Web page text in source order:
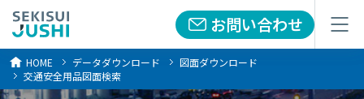
お問い合わせ
メニュー お問い合わせ
メニュー
HOME データダウンロード
図面ダウンロード
交通安全用品図面検索